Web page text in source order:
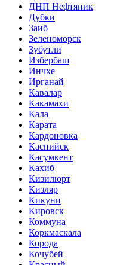
ДНП Нефтяник
Дубки
Заиб
Зеленоморск
Зубутли
Избербаш
Инчхе
Ирганай
Кавалар
Какамахи
Кала
Карата
Кардоновка
Каспийск
Касумкент
Кахиб
Кизилюрт
Кизляр
Кикуни
Кировск
Коммуна
Коркмаскала
Корода
Кочубей